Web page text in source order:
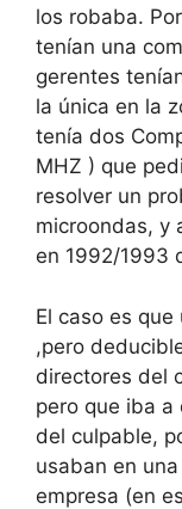
los robaba.
tenían una
gerentes
la única en la
tenía dos
MHZ ) que
resolver un
microondas, y
en 1992/1993
El caso es
,pero
directores del
pero que iba
del culpable,
usaban en
empresa (en